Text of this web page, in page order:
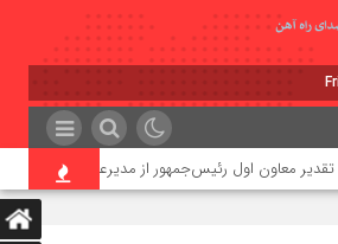
معاون اول رئیس‌جمهور از مدیرعامل راه‌آهن